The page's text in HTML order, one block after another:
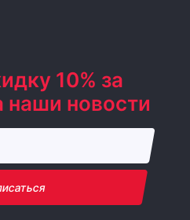
10% за
наши новости